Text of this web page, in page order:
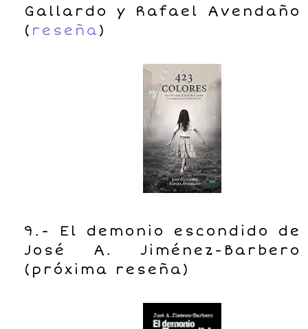
Gallardo y Rafael Avendaño
( reseña)
9.- El demonio escondido de
José A. Jiménez-Barbero
(próxima reseña)